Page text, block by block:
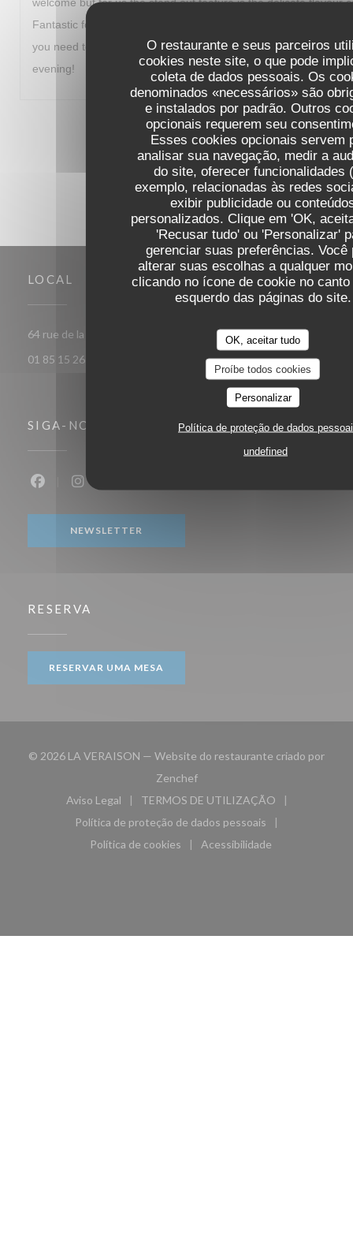
O restaurante e seus parceiros
cookies neste site, o que pode
coleta de dados pessoais. Os
denominados «necessários» são
e instalados por padrão. Outros
opcionais requerem seu
Esses cookies opcionais servem
analisar sua navegação, medir a
do site, oferecer funcionalidades
exemplo, relacionadas às redes
exibir publicidade ou
personalizados. Clique em 'OK,
'Recusar tudo' ou 'Personalizar'
gerenciar suas preferências. Você
alterar suas escolhas a qualquer
clicando no ícone de cookie no
esquerdo das páginas do site.
OK, aceitar tudo
Proíbe todos cookies
Personalizar
Política de proteção de dados
undefined
Fantastic food and a great way to start our visit to Paris. I fully
you need to travel out of your way to experience. Thanks for a
evening!
1 2 3
LOCAL
64 rue de la Croix Nivert 75015 Paris
((abre numa nova janela))
01 85 15 26 89
SIGA-NOS
Facebook ((abre numa nova janela))
Instagram ((abre numa nova janela))
NEWSLETTER
RESERVA
RESERVAR UMA MESA
© 2026 LA VERAISON — Website do restaurante criado por
Zenchef((abre numa nova janela))
Aviso Legal
((abre numa nova janela))
TERMOS DE UTILIZAÇÃO
((abre numa nova janela))
Política de proteção de dados pessoais
((abre numa nova janela))
Política de cookies
((abre numa nova janela))
Acessibilidade